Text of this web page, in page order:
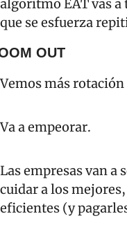
algoritmo EAT vas
que se esfuerza
OUT
Vemos más rotación
Va a empeorar.
Las empresas van a
cuidar a los
eficientes (y